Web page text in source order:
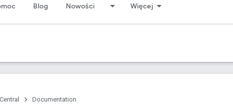
Blog Nowości Więcej
Documentation